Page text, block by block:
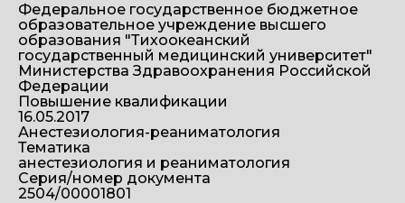
Федеральное государственное бюджетное
образовательное учреждение высшего
образования "Тихоокеанский
государственный медицинский университет"
Министерства Здравоохранения Российской
Федерации
Повышение квалификации
16.05.2017
Анестезиология-реаниматология
Тематика
анестезиология и реаниматология
Серия/номер документа
2504/00001801